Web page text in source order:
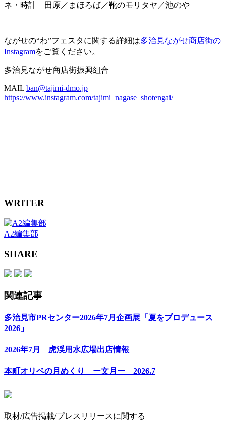
ネ・時計 田原／まほろば／靴のモリタヤ／池のや
ながせの“わ”フェスタに関する詳細は多治見ながせ商店街の
Instagramをご覧ください。
多治見ながせ商店街振興組合
MAIL ban@tajimi-dmo.jp
https://www.instagram.com/tajimi_nagase_shotengai/
WRITER
A2編集部
SHARE
関連記事
多治見市PRセンター2026年7月企画展「夏をプロデュース
2026」
2026年7月 虎渓用水広場出店情報
本町オリベの月めくり ー文月ー 2026.7
取材/広告掲載/プレスリリースに関する